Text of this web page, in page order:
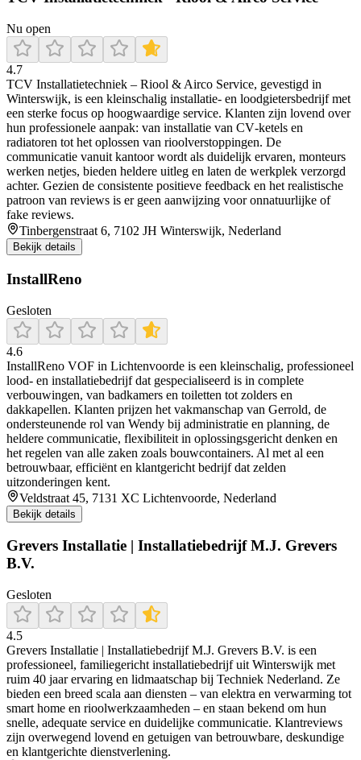
Nu open
4.7
TCV Installatietechniek – Riool & Airco Service, gevestigd in
Winterswijk, is een kleinschalig installatie- en loodgietersbedrijf met
een sterke focus op hoogwaardige service. Klanten zijn lovend over
hun professionele aanpak: van installatie van CV‑ketels en
radiatoren tot het oplossen van rioolverstoppingen. De
communicatie vanuit kantoor wordt als duidelijk ervaren, monteurs
werken netjes, bieden heldere uitleg en laten de werkplek verzorgd
achter. Gezien de consistente positieve feedback en het realistische
patroon van reviews is er geen aanwijzing voor onnatuurlijke of
fake reviews.
Tinbergenstraat 6, 7102 JH Winterswijk, Nederland
Bekijk details
InstallReno
Gesloten
4.6
InstallReno VOF in Lichtenvoorde is een kleinschalig, professioneel
lood- en installatiebedrijf dat gespecialiseerd is in complete
verbouwingen, van badkamers en toiletten tot zolders en
dakkapellen. Klanten prijzen het vakmanschap van Gerrold, de
ondersteunende rol van Wendy bij administratie en planning, de
heldere communicatie, flexibiliteit in oplossingsgericht denken en
het regelen van alle zaken zoals bouwcontainers. Al met al een
betrouwbaar, efficiënt en klantgericht bedrijf dat zelden
uitzonderingen kent.
Veldstraat 45, 7131 XC Lichtenvoorde, Nederland
Bekijk details
Grevers Installatie | Installatiebedrijf M.J. Grevers
B.V.
Gesloten
4.5
Grevers Installatie | Installatiebedrijf M.J. Grevers B.V. is een
professioneel, familiegericht installatiebedrijf uit Winterswijk met
ruim 40 jaar ervaring en lidmaatschap bij Techniek Nederland. Ze
bieden een breed scala aan diensten – van elektra en verwarming tot
smart home en rioolwerkzaamheden – en staan bekend om hun
snelle, adequate service en duidelijke communicatie. Klantreviews
zijn overwegend lovend en getuigen van betrouwbare, deskundige
en klantgerichte dienstverlening.